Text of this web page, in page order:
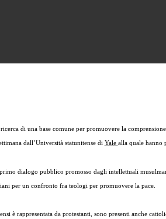
di una base comune per promuovere la
dall’Università statunitense di Yale alla quale hanno
dialogo pubblico promosso dagli intellettuali
per un confronto fra teologi per promuovere la pace.
è rappresentata da protestanti, sono presenti anche